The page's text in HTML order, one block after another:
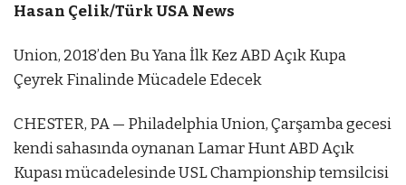
Hasan Çelik/Türk USA News
Union, 2018’den Bu Yana İlk Kez ABD Açık Kupa
Çeyrek Finalinde Mücadele Edecek
CHESTER, PA — Philadelphia Union, Çarşamba gecesi
kendi sahasında oynanan Lamar Hunt ABD Açık
Kupası mücadelesinde USL Championship temsilcisi